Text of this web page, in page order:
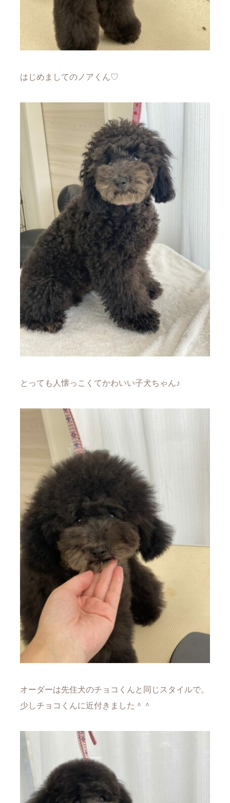
はじめましてのノアくん♡
とっても人懐っこくてかわいい子犬ちゃん♪
オーダーは先住犬のチョコくんと同じスタイルで。
少しチョコくんに近付きました＾＾